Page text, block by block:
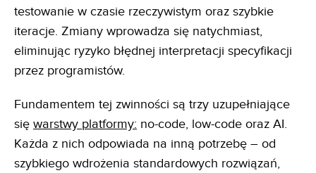
testowanie w czasie rzeczywistym oraz szybkie
iteracje. Zmiany wprowadza się natychmiast,
eliminując ryzyko błędnej interpretacji specyfikacji
przez programistów.
Fundamentem tej zwinności są trzy uzupełniające
się warstwy platformy: no-code, low-code oraz AI.
Każda z nich odpowiada na inną potrzebę – od
szybkiego wdrożenia standardowych rozwiązań,